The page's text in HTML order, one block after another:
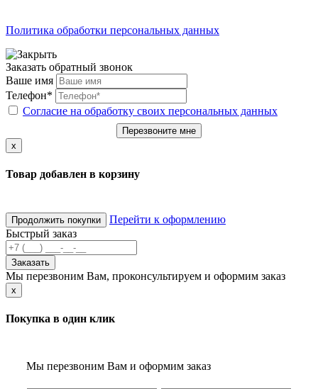
Политика обработки персональных данных
Заказать обратный звонок
Ваше имя
Телефон*
Согласие на обработку своих персональных данных
Перезвоните мне
x
Товар добавлен в корзину
Продолжить покупки
Перейти к оформлению
Быстрый заказ
Заказать
Мы перезвоним Вам, проконсультируем и оформим заказ
x
Покупка в один клик
Мы перезвоним Вам и оформим заказ